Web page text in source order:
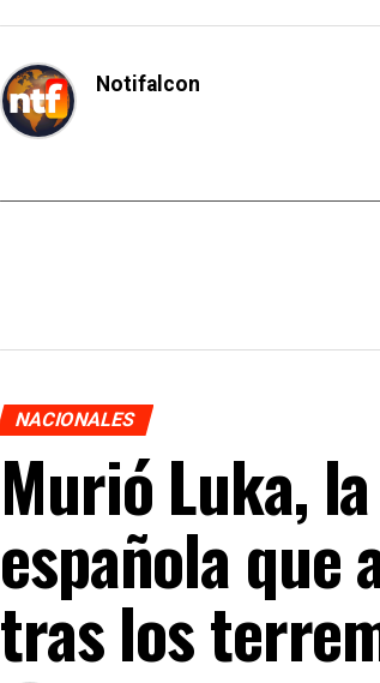
Notifalcon
NACIONALES
Murió Luka,
española que
tras los